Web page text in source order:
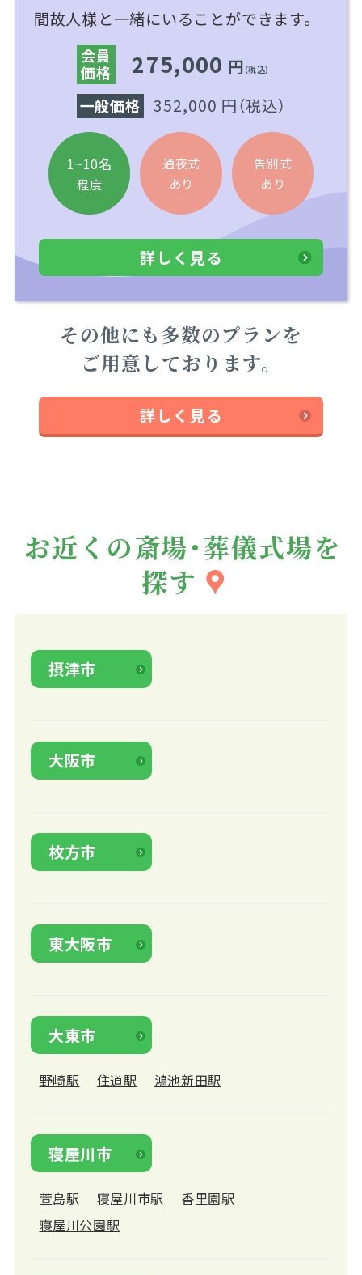
間故人様と一緒にいることができます。
会員
価格
275,000 円 （税込）
一般価格 352,000 円 （税込）
1~10名
程度
通夜式
あり
告別式
あり
詳しく見る
その他にも多数のプランを
ご用意しております。
詳しく見る
お近くの斎場・葬儀式場を
探す
摂津市
大阪市
枚方市
東大阪市
大東市
野崎駅 住道駅 鴻池新田駅
寝屋川市
萱島駅 寝屋川市駅
香里園駅
寝屋川公園駅